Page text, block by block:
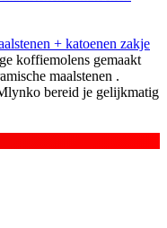
+ katoenen zakje
koffiemolens gemaakt
maalstenen .
bereid je gelijkmatig